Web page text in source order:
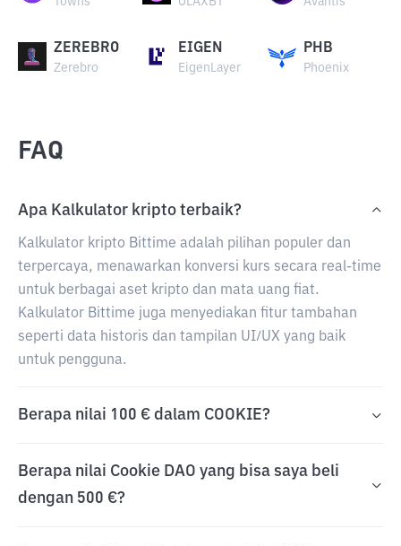
ZEREBRO
Zerebro
EIGEN
EigenLayer
PHB
Phoenix
FAQ
Apa Kalkulator kripto terbaik?
Kalkulator kripto Bittime adalah pilihan populer dan
terpercaya, menawarkan konversi kurs secara real-time
untuk berbagai aset kripto dan mata uang fiat.
Kalkulator Bittime juga menyediakan fitur tambahan
seperti data historis dan tampilan UI/UX yang baik
untuk pengguna.
Berapa nilai 100 € dalam COOKIE?
Berapa nilai Cookie DAO yang bisa saya beli
dengan 500 €?